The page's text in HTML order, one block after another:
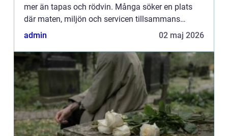
mer än tapas och rödvin. Många söker en plats
där maten, miljön och servicen tillsammans
skapar en varm, livlig atmosfär. En kväll som
admin 02 maj 2026